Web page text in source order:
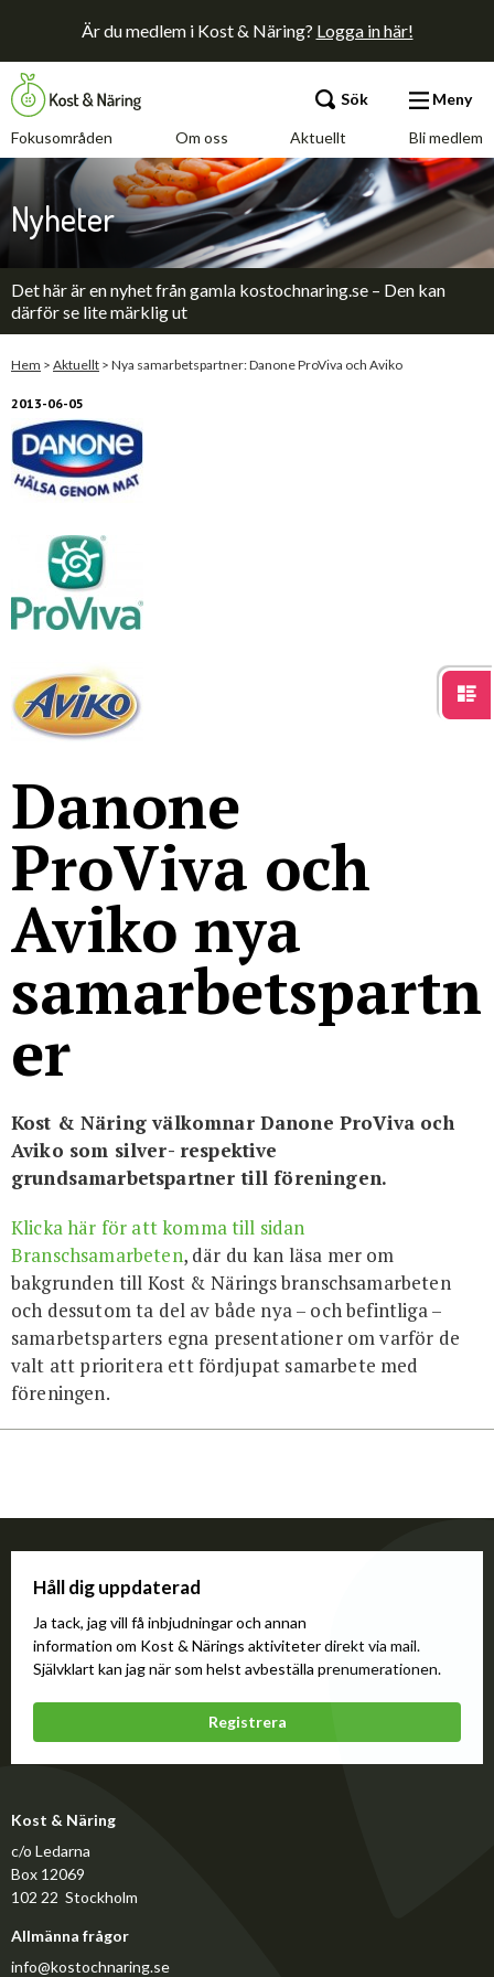
Är du medlem i Kost & Näring? Logga in här!
Fokusområden Om oss Aktuellt Bli medlem
Sök Meny
Fokusområden
Om oss
Aktuellt
Bli medlem
Kontakt Annonsera
För studenter
Nyheter
Det här är en nyhet från gamla kostochnaring.se – Den kan
därför se lite märklig ut
Hem > Aktuellt > Nya samarbetspartner: Danone ProViva och Aviko
2013-06-05
Danone
ProViva och
Aviko nya
samarbetspartn
er
Kost & Näring välkomnar Danone ProViva och
Aviko som silver- respektive
grundsamarbetspartner till föreningen.
Klicka här för att komma till sidan
Branschsamarbeten, där du kan läsa mer om
bakgrunden till Kost & Närings branschsamarbeten
och dessutom ta del av både nya – och befintliga –
samarbetsparters egna presentationer om varför de
valt att prioritera ett fördjupat samarbete med
föreningen.
Håll dig uppdaterad
Ja tack, jag vill få inbjudningar och annan
information om Kost & Närings aktiviteter direkt via mail.
Självklart kan jag när som helst avbeställa prenumerationen.
Registrera
Kost & Näring
c/o Ledarna
Box 12069
102 22 Stockholm
Allmänna frågor
info@kostochnaring.se